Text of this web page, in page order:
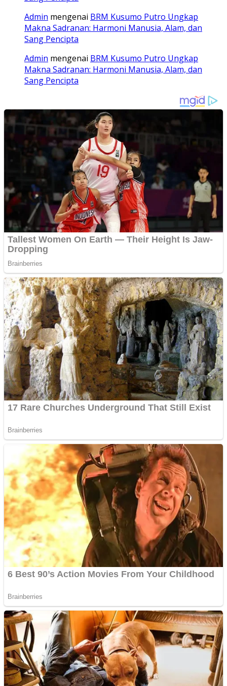
Admin mengenai BRM Kusumo Putro Ungkap
Makna Sadranan: Harmoni Manusia, Alam, dan
Sang Pencipta
Admin mengenai BRM Kusumo Putro Ungkap
Makna Sadranan: Harmoni Manusia, Alam, dan
Sang Pencipta